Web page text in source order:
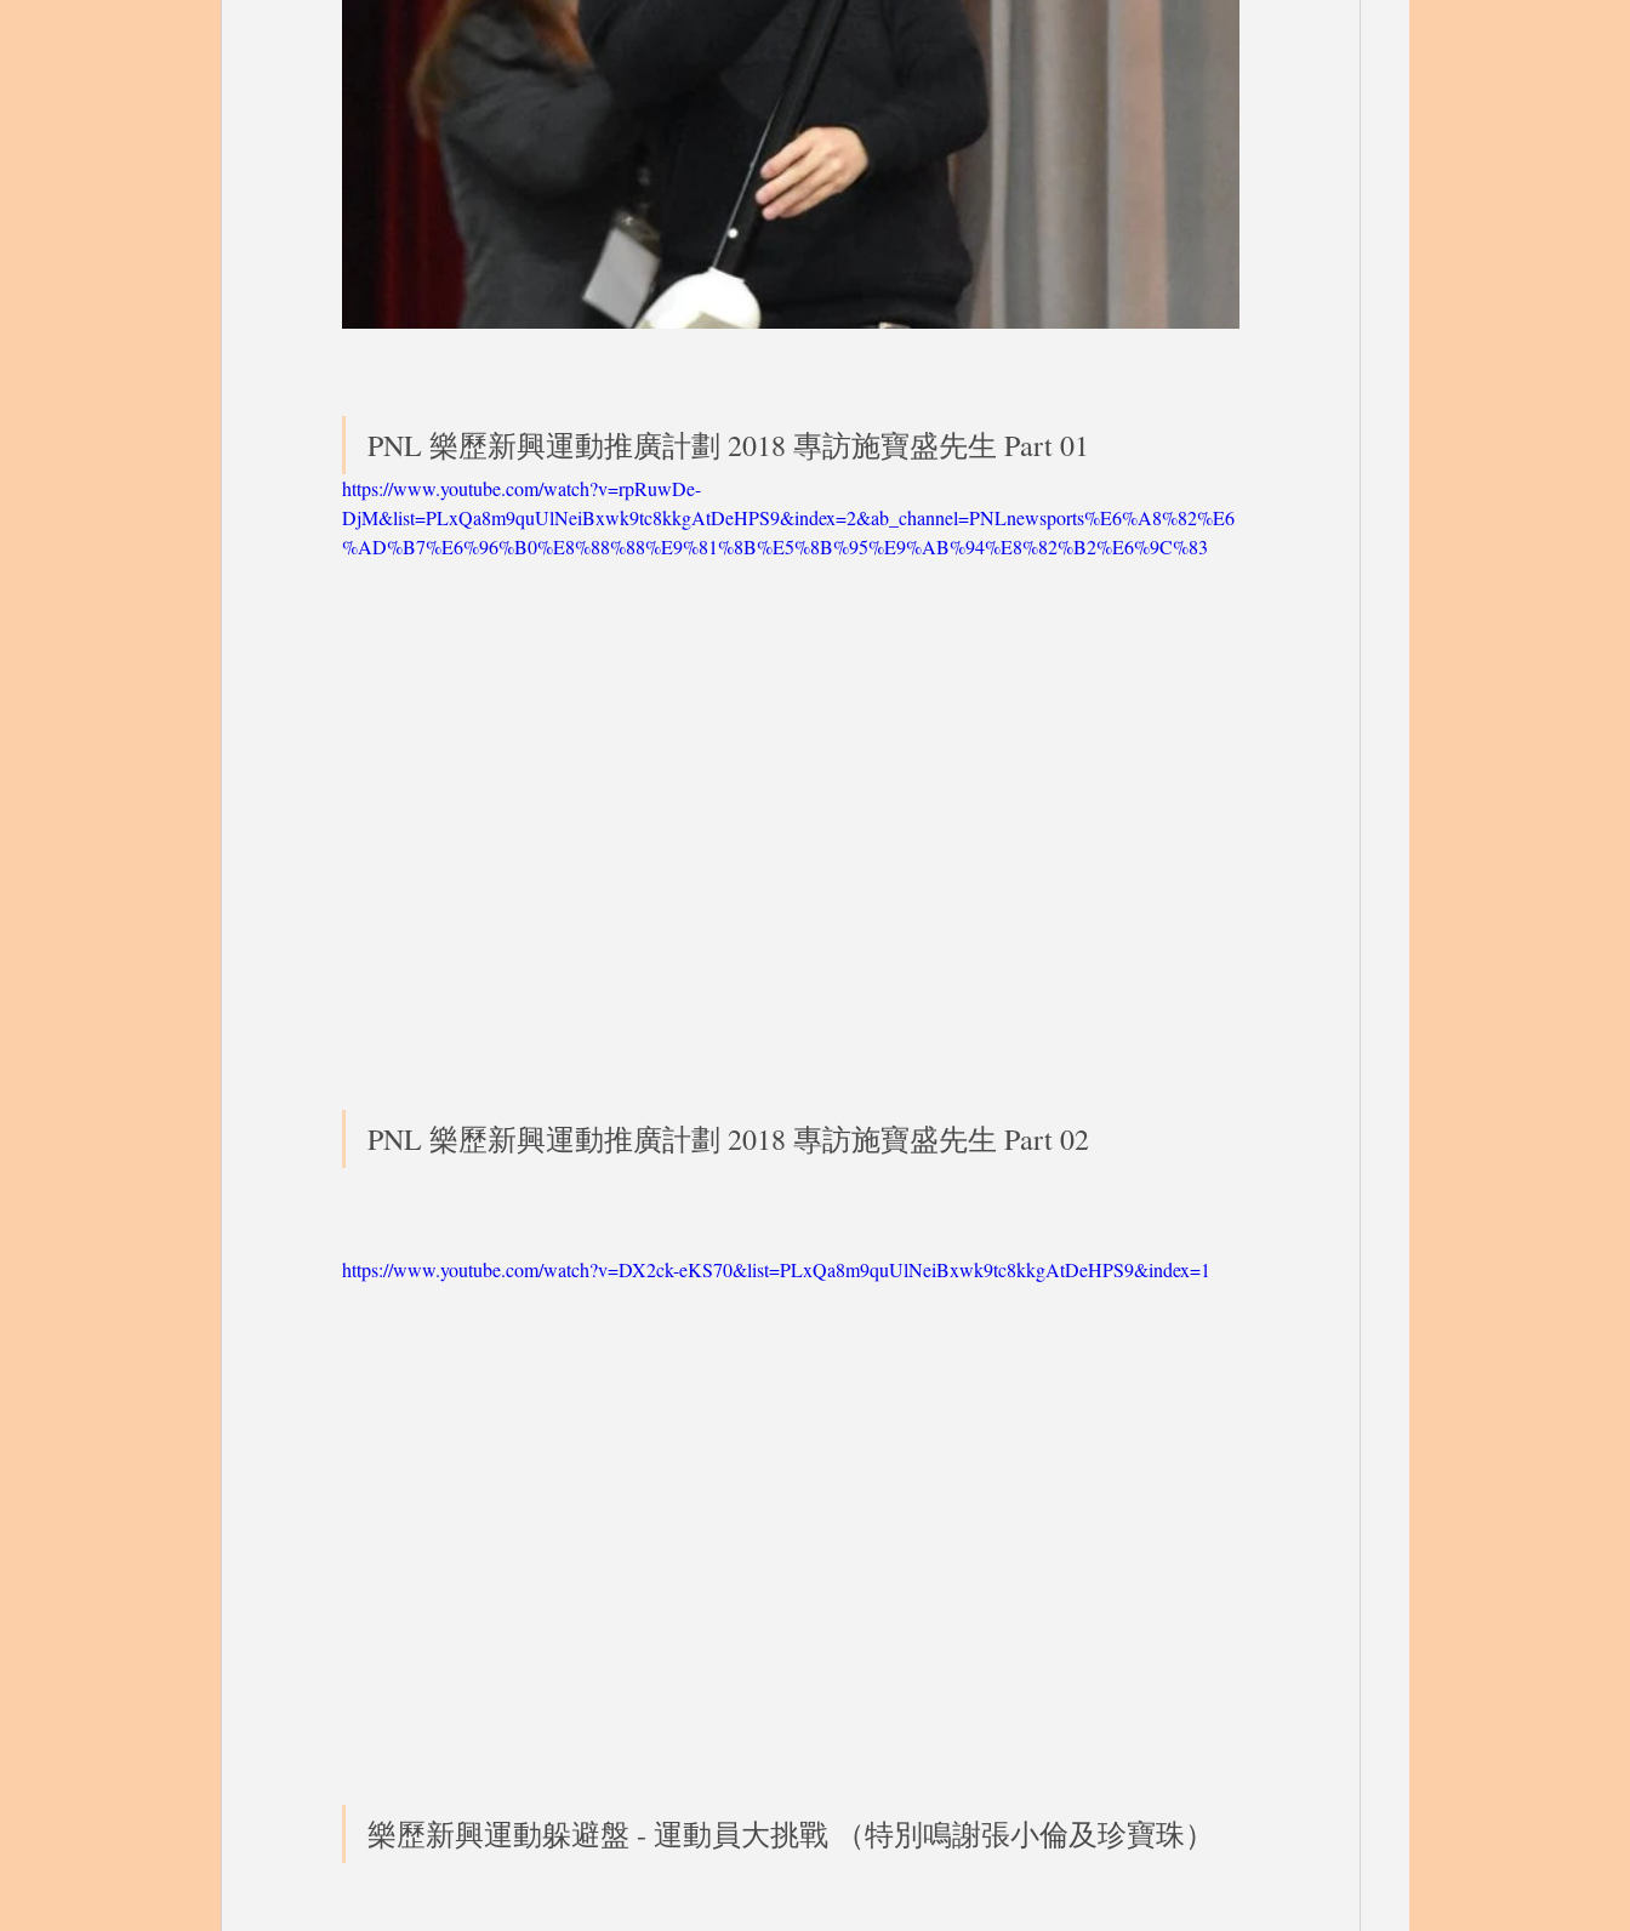
PNL 樂歷新興運動推廣計劃 2018 專訪施寶盛先生 Part 01
https://www.youtube.com/watch?v=rpRuwDe-
DjM&list=PLxQa8m9quUlNeiBxwk9tc8kkgAtDeHPS9&index=2&ab_channel=PNLnewsports%E6%A8%82%E6
%AD%B7%E6%96%B0%E8%88%88%E9%81%8B%E5%8B%95%E9%AB%94%E8%82%B2%E6%9C%83
PNL 樂歷新興運動推廣計劃 2018 專訪施寶盛先生 Part 02
https://www.youtube.com/watch?v=DX2ck-eKS70&list=PLxQa8m9quUlNeiBxwk9tc8kkgAtDeHPS9&index=1
樂歷新興運動躲避盤 - 運動員大挑戰 （特別鳴謝張小倫及珍寶珠）